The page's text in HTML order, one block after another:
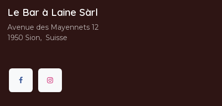
Le Bar à Laine Sàrl
Avenue des Mayennets 12
1950 Sion, Suisse